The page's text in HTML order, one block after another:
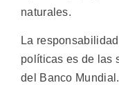
naturales.
La
políticas es de las
del Banco Mundial.